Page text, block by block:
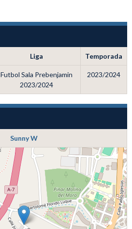
Liga Temporada
Futbol Sala Prebenjamin
2023/2024
2023/2024
Sunny W